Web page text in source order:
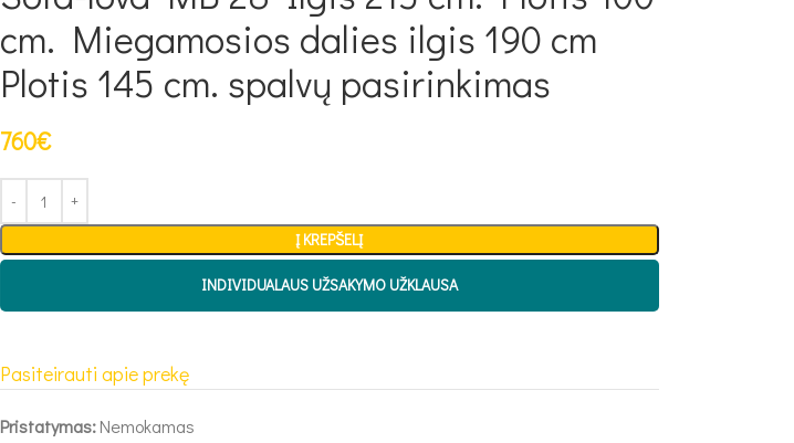
cm. Miegamosios dalies ilgis 190 cm
Plotis 145 cm. spalvų pasirinkimas
760€
Į KREPŠELĮ
INDIVIDUALAUS UŽSAKYMO UŽKLAUSA
Pasiteirauti apie prekę
Pristatymas:Nemokamas